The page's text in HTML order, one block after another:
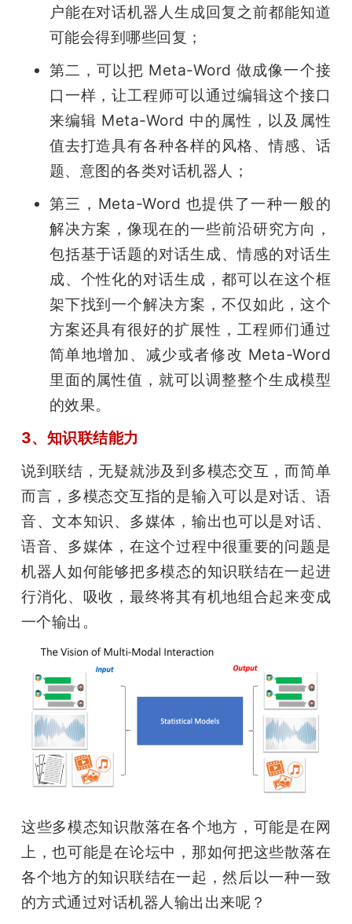
户能在对话机器人生成回复之前都能知道
可能会得到哪些回复；
第二，可以把 Meta-Word 做成像一个接
口一样，让工程师可以通过编辑这个接口
来编辑 Meta-Word 中的属性，以及属性
值去打造具有各种各样的风格、情感、话
题、意图的各类对话机器人；
第三，Meta-Word 也提供了一种一般的
解决方案，像现在的一些前沿研究方向，
包括基于话题的对话生成、情感的对话生
成、个性化的对话生成，都可以在这个框
架下找到一个解决方案，不仅如此，这个
方案还具有很好的扩展性，工程师们通过
简单地增加、减少或者修改 Meta-Word
里面的属性值，就可以调整整个生成模型
的效果。
3、知识联结能力
说到联结，无疑就涉及到多模态交互，而简单
而言，多模态交互指的是输入可以是对话、语
音、文本知识、多媒体，输出也可以是对话、
语音、多媒体，在这个过程中很重要的问题是
机器人如何能够把多模态的知识联结在一起进
行消化、吸收，最终将其有机地组合起来变成
一个输出。
这些多模态知识散落在各个地方，可能是在网
上，也可能是在论坛中，那如何把这些散落在
各个地方的知识联结在一起，然后以一种一致
的方式通过对话机器人输出出来呢？